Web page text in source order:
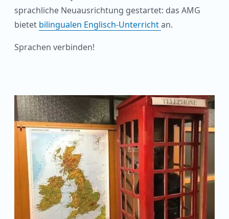
sprachliche Neuausrichtung gestartet: das AMG
bietet bilingualen Englisch-Unterrichtan.
Sprachen verbinden!